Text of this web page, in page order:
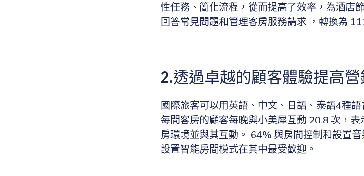
性任務、簡化流程，從而提高了效率，為酒店
回答常見問題和管理客房服務請求 ，轉換為
2.透過卓越的顧客體驗提高
國際旅客可以用英語、中文、日語、泰語4種語
每間客房的顧客每晚與小美犀互動 20.8 次，
房環境並與其互動。 64% 與房間控制和設置
設置智能房間模式在其中最受歡迎。